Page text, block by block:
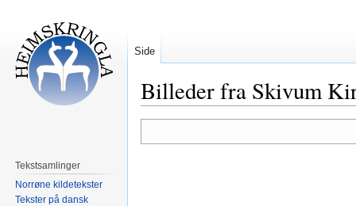
Billeder fra Skivum
til
til
Side
Tekstsamlinger
Norrøne kildetekster
Tekster på dansk